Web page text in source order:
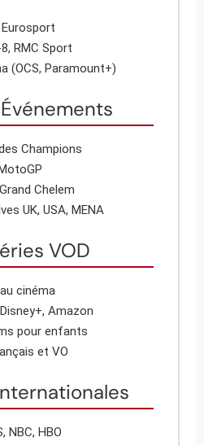
Eurosport
RMC Sport
(OCS, Paramount+)
Champions
Chelem
UK, USA, MENA
VOD
cinéma
Amazon
pour enfants
et VO
NBC, HBO